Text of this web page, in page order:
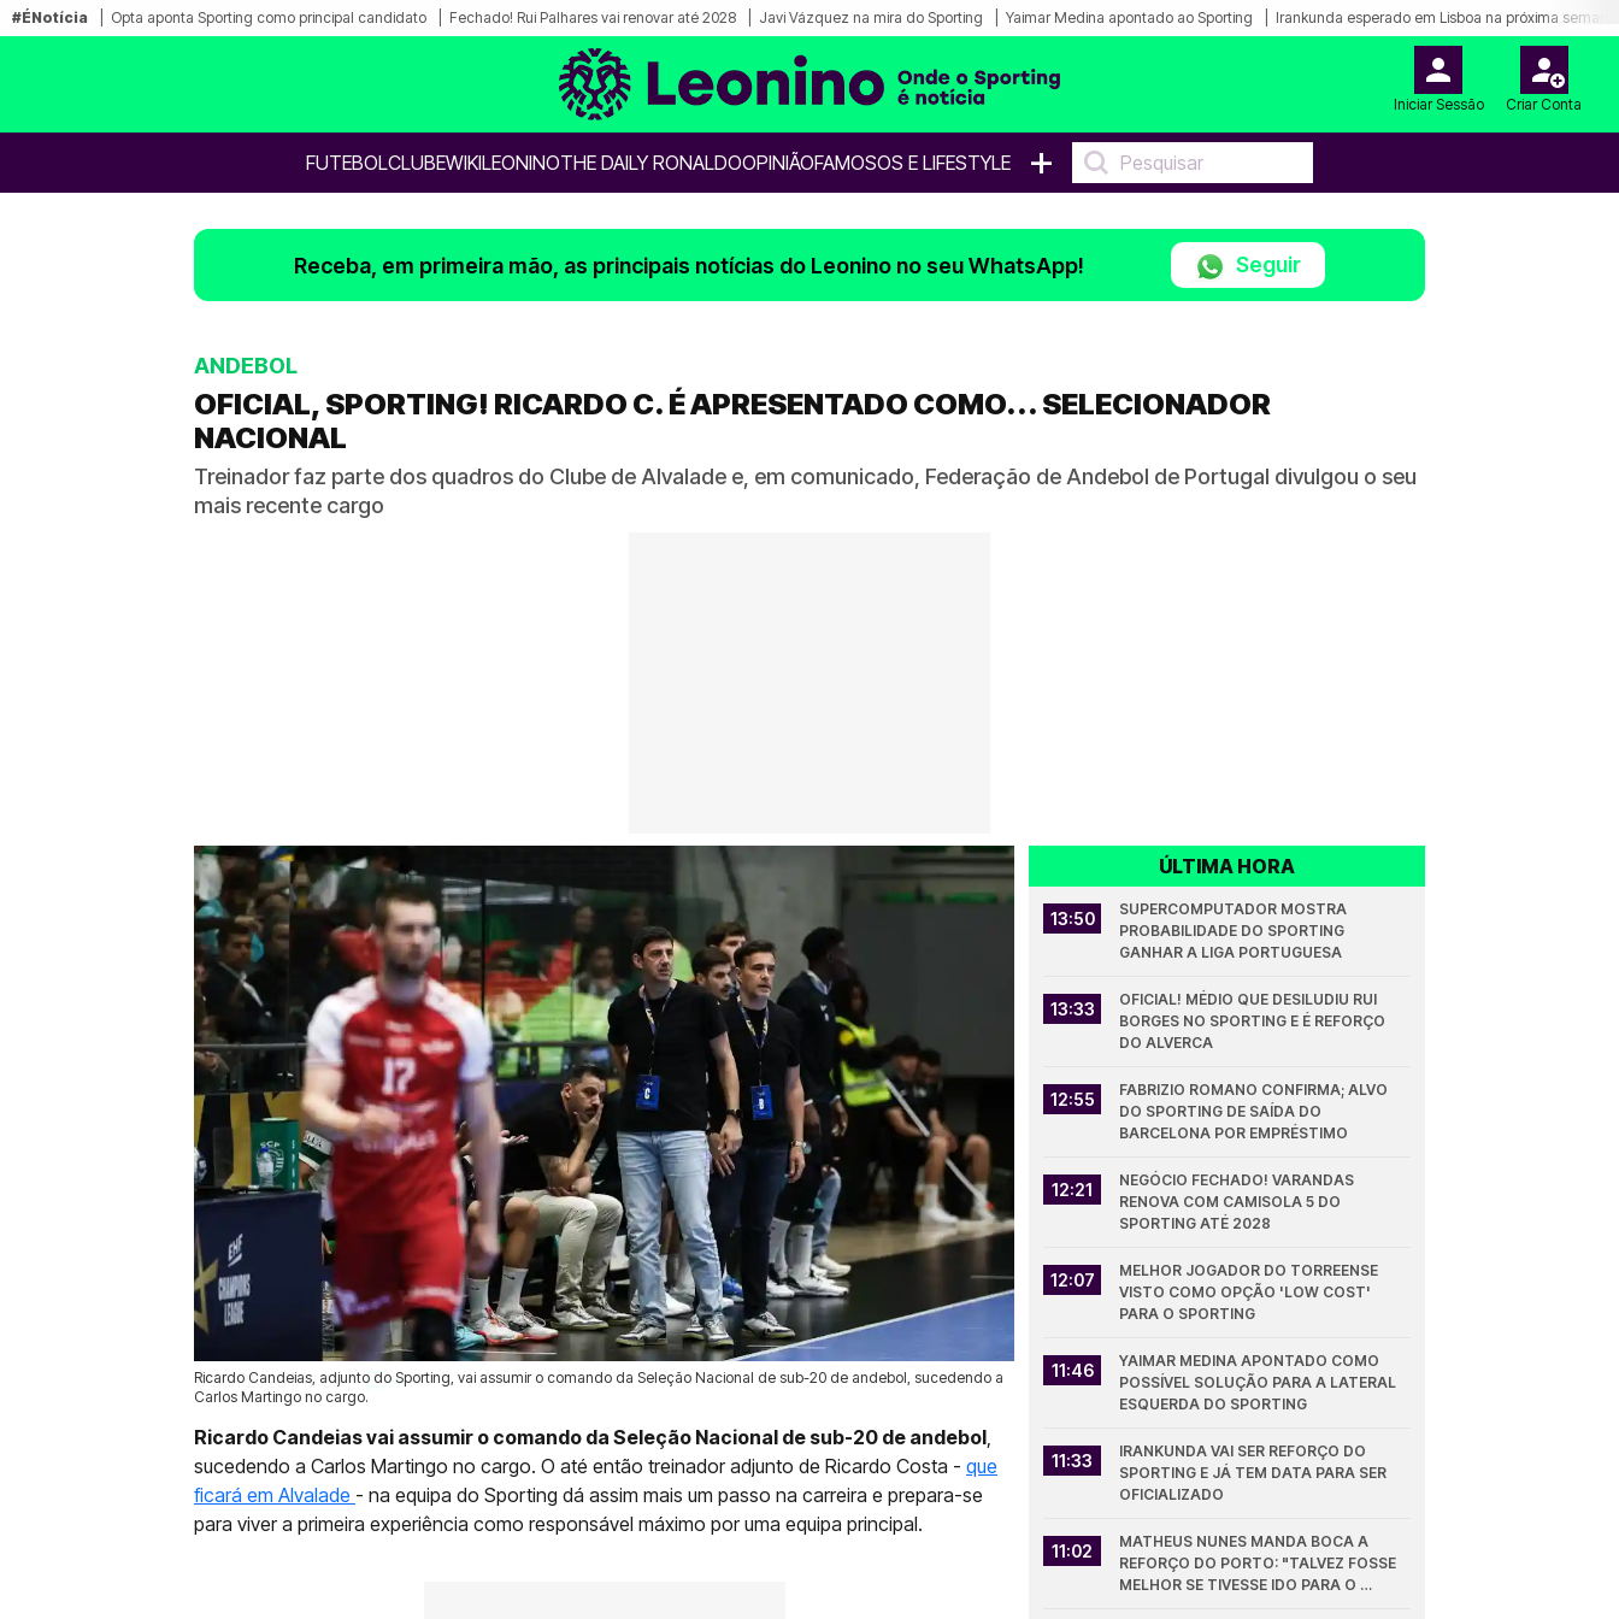
#ÉNotícia Opta aponta Sporting como principal candidato Fechado! Rui Palhares vai renovar até 2028 Javi Vázquez na mira do Sporting Yaimar Medina apontado ao Sporting Irankunda esperado em Lisboa na próxima semana
Iniciar Sessão Criar Conta
FUTEBOLCLUBEWIKILEONINOTHE DAILY RONALDOOPINIÃOFAMOSOS E LIFESTYLE +
Receba, em primeira mão, as principais notícias do Leonino no seu WhatsApp! Seguir
ANDEBOL
OFICIAL, SPORTING! RICARDO C. É APRESENTADO COMO... SELECIONADOR
NACIONAL
Treinador faz parte dos quadros do Clube de Alvalade e, em comunicado, Federação de Andebol de Portugal divulgou o seu
mais recente cargo
Ricardo Candeias, adjunto do Sporting, vai assumir o comando da Seleção Nacional de sub-20 de andebol, sucedendo a
Carlos Martingo no cargo.
17 Jun 2026 | 16:05 | 0
Ricardo Candeias vai assumir o comando da Seleção Nacional de sub-20 de andebol
sucedendo a Carlos Martingo no cargo. O até então treinador adjunto de Ricardo Costa - que
ficará em Alvalade - na equipa do Sporting dá assim mais um passo na carreira e prepara-se
para viver a primeira experiência como responsável máximo por uma equipa principal.
ÚLTIMA HORA
13:50
SUPERCOMPUTADOR MOSTRA
PROBABILIDADE DO SPORTING
GANHAR A LIGA PORTUGUESA
13:33
OFICIAL! MÉDIO QUE DESILUDIU RUI
BORGES NO SPORTING E É REFORÇO
DO ALVERCA
12:55
FABRIZIO ROMANO CONFIRMA; ALVO
DO SPORTING DE SAÍDA DO
BARCELONA POR EMPRÉSTIMO
12:21
NEGÓCIO FECHADO! VARANDAS
RENOVA COM CAMISOLA 5 DO
SPORTING ATÉ 2028
12:07
MELHOR JOGADOR DO TORREENSE
VISTO COMO OPÇÃO 'LOW COST'
PARA O SPORTING
11:46
YAIMAR MEDINA APONTADO COMO
POSSÍVEL SOLUÇÃO PARA A LATERAL
ESQUERDA DO SPORTING
11:33
IRANKUNDA VAI SER REFORÇO DO
SPORTING E JÁ TEM DATA PARA SER
OFICIALIZADO
11:02
MATHEUS NUNES MANDA BOCA A
REFORÇO DO PORTO: "TALVEZ FOSSE
MELHOR SE TIVESSE IDO PARA O